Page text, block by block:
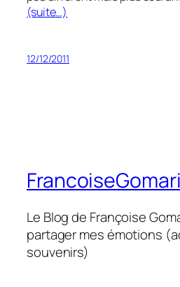
(suite…)
12/12/2011
Le Blog de Françoise
partager mes émotions
souvenirs)